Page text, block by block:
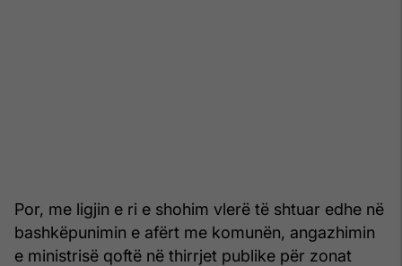
Por, me ligjin e ri e shohim vlerë të shtuar edhe në
bashkëpunimin e afërt me komunën, angazhimin
e ministrisë qoftë në thirrjet publike për zonat